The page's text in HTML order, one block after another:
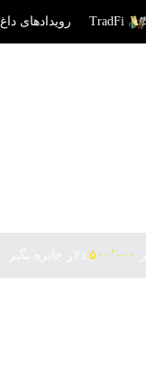
TradFi رویدادهای داغ
۵۰۰٬۰۰۰